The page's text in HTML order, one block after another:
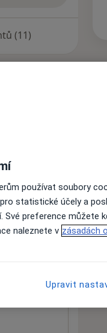
(11)
používat soubory
statistické účely a
Své preference můžete
naleznete v zásadách
Upravit